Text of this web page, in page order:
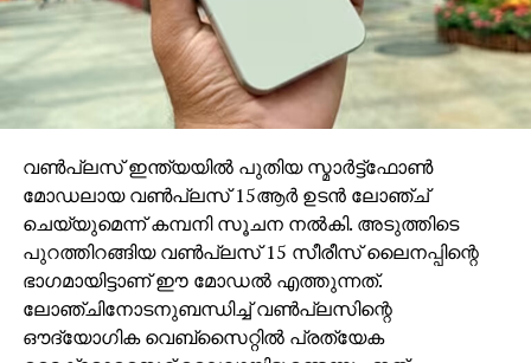
വണ്‍പ്ലസ് ഇന്ത്യയില്‍ പുതിയ സ്മാര്‍ട്ട്‌ഫോണ്‍
മോഡലായ വണ്‍പ്ലസ് 15ആര്‍ ഉടന്‍ ലോഞ്ച്
ചെയ്യുമെന്ന് കമ്പനി സൂചന നല്‍കി. അടുത്തിടെ
പുറത്തിറങ്ങിയ വണ്‍പ്ലസ് 15 സീരീസ് ലൈനപ്പിന്റെ
ഭാഗമായിട്ടാണ് ഈ മോഡല്‍ എത്തുന്നത്.
ലോഞ്ചിനോടനുബന്ധിച്ച് വണ്‍പ്ലസിന്റെ
ഔദ്യോഗിക വെബ്‌സൈറ്റില്‍ പ്രത്യേക